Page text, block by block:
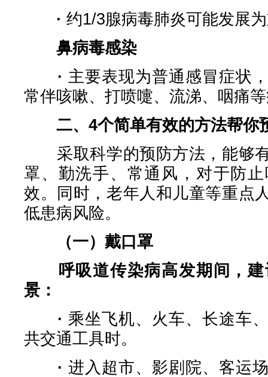
· 约1/3腺病毒肺炎可能发展
鼻病毒感染
· 主要表现为普通感冒症状
常伴咳嗽、打喷嚏、流涕、咽痛
二、 4个简单有效的方法帮你
采取科学的预防方法，能够
罩、勤洗手、常通风，对于防
效。同时，老年人和儿童等重点
低患病风险。
（一）戴口罩
呼吸道传染病高发期间，
景：
· 乘坐飞机、火车、长途车
共交通工具时。
· 进入超市、影剧院、客运